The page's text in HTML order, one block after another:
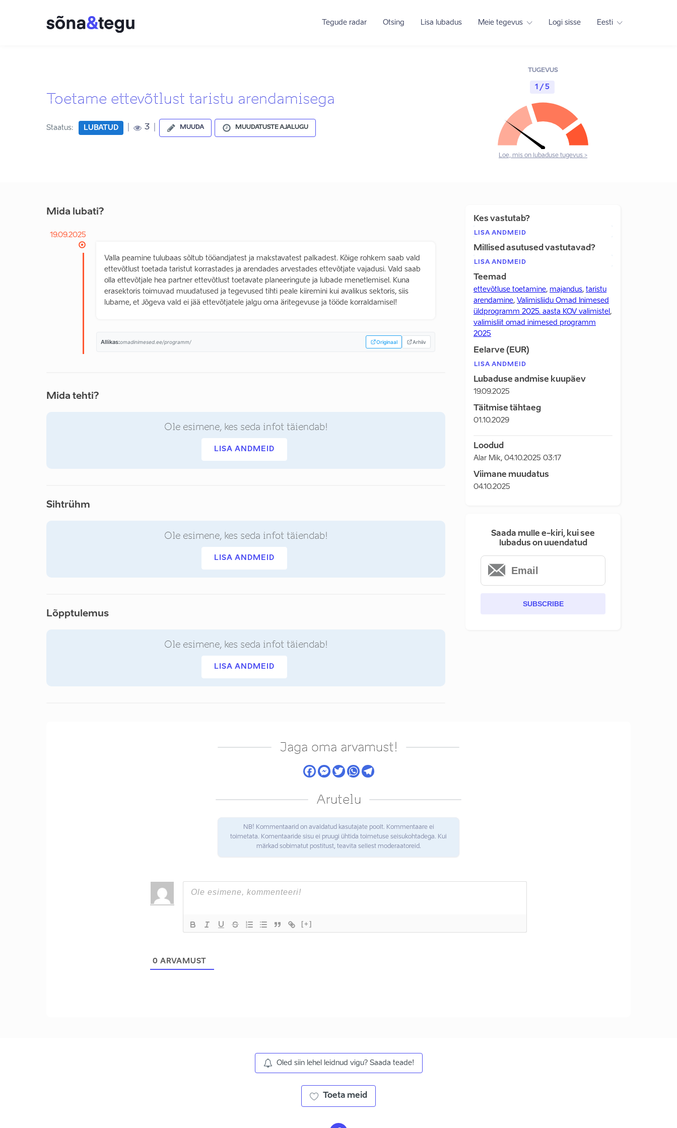
Tegude radar Otsing Lisa lubadus Meie tegevus Logi sisse Eesti
Toetame ettevõtlust taristu arendamisega
Staatus: LUBATUD 3 MUUDA MUUDATUSTE AJALUGU
TUGEVUS
1 / 5
Loe, mis on lubaduse tugevus >
Mida lubati?
19.09.2025
Valla peamine tulubaas sõltub tööandjatest ja makstavatest palkadest. Kõige rohkem saab vald
ettevõtlust toetada taristut korrastades ja arendades arvestades ettevõtjate vajadusi. Vald saab
olla ettevõtjale hea partner ettevõtlust toetavate planeeringute ja lubade menetlemisel. Kuna
erasektoris toimuvad muudatused ja tegevused tihti peale kiiremini kui avalikus sektoris, siis
lubame, et Jõgeva vald ei jää ettevõtjatele jalgu oma äritegevuse ja tööde korraldamisel!
Allikas:omadinimesed.ee/programm/ Originaal Arhiiv
Mida tehti?
Ole esimene, kes seda infot täiendab!
LISA ANDMEID
Sihtrühm
Ole esimene, kes seda infot täiendab!
LISA ANDMEID
Lõpptulemus
Ole esimene, kes seda infot täiendab!
LISA ANDMEID
Kes vastutab?
LISA ANDMEID
Millised asutused vastutavad?
LISA ANDMEID
Teemad
ettevõtluse toetamine, majandus, taristu
arendamine, Valimisliidu Omad Inimesed
üldprogramm 2025. aasta KOV valimistel ,
valimisliit omad inimesed programm
2025
Eelarve (EUR)
LISA ANDMEID
Lubaduse andmise kuupäev
19.09.2025
Täitmise tähtaeg
01.10.2029
Loodud
Alar Mik, 04.10.2025 03:17
Viimane muudatus
04.10.2025
Saada mulle e-kiri, kui see
lubadus on uuendatud
SUBSCRIBE
Jaga oma arvamust!
Arutelu
NB! Kommentaarid on avaldatud kasutajate poolt. Kommentaare ei
toimetata. Komentaaride sisu ei pruugi ühtida toimetuse seisukohtadega. Kui
märkad sobimatut postitust, teavita sellest moderaatoreid.
[+]
0 ARVAMUST
Oled siin lehel leidnud vigu? Saada teade!
Toeta meid